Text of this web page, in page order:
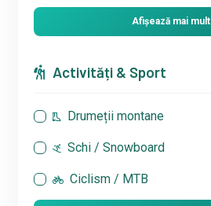
Afișează mai mult
Activități & Sport
Drumeții montane
Schi / Snowboard
Ciclism / MTB